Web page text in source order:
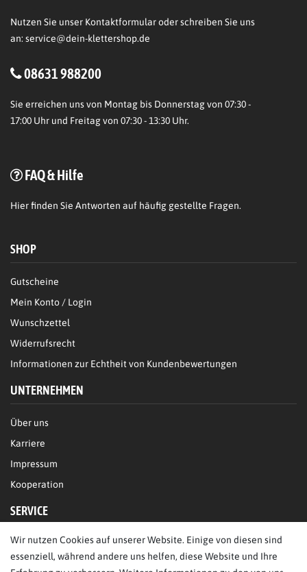
Nutzen Sie unser Kontaktformular oder schreiben Sie uns
an: service@dein-klettershop.de
08631 988200
Sie erreichen uns von Montag bis Donnerstag von 07:30 -
17:00 Uhr und Freitag von 07:30 - 13:30 Uhr.
FAQ & Hilfe
Hierfinden Sie Antworten auf häufig gestellte Fragen.
SHOP
Gutscheine
Mein Konto / Login
Wunschzettel
Widerrufsrecht
Informationen zur Echtheit von Kundenbewertungen
UNTERNEHMEN
Über uns
Karriere
Impressum
Kooperation
SERVICE
FAQ/Hilfe
Wir nutzen Cookies auf unserer Website. Einige von diesen sind
essenziell, während andere uns helfen, diese Website und Ihre